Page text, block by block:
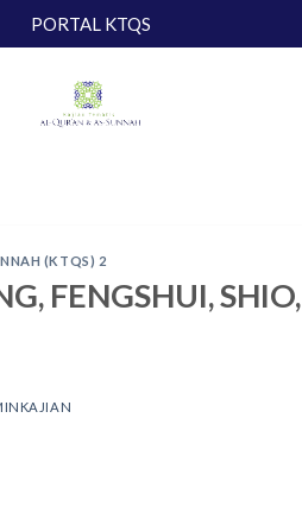
PORTAL KTQS
(KTQS) 2
FENGSHUI, SHIO,